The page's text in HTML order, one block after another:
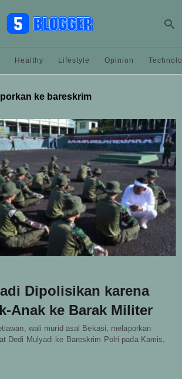
Healthy Lifestyle Opinion
ke bareskrim
Dipolisikan karena
Anak ke Barak Militer
wali murid asal Bekasi, melaporkan
Dedi Mulyadi ke Bareskrim Polri pada Kamis,